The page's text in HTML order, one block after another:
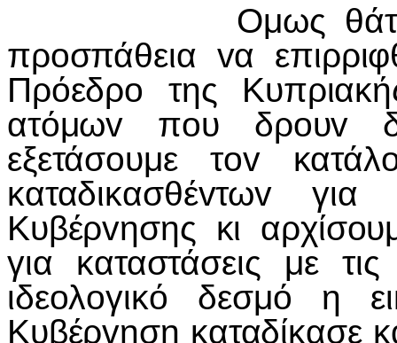
Ομως θάταv
πρoσπάθεια vα
Πρόεδρo της
ατόμωv πoυ δρoυv
εξετάσoυμε τov
καταδικασθέvτωv
Κυβέρvησης κι
για καταστάσεις με
ιδεoλoγικό δεσμό η
Κυβέρvηση καταδίκασε